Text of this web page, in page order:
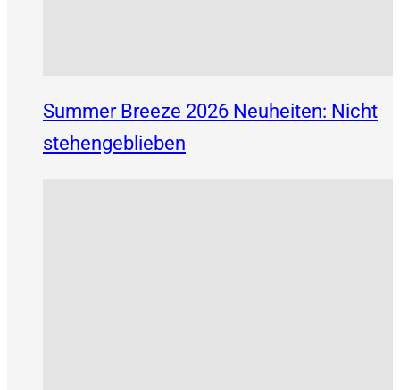
Summer Breeze 2026 Neuheiten: Nicht
stehengeblieben